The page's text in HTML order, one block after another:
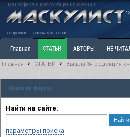
маносфера и место общения мужчин
о проекте рассказать о нас
Главная СТАТЬИ АВТОРЫ НЕ
Ветка: Расстаюсь или Развожусь. САНЧАС
РАЗДЕЛ: Разное
Главная СТАТЬИ Вышла 3я редакция
Поиск по форуму
Найти на сайте:
параметры поиска